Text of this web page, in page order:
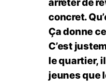
concret.
Ça donne
C’est
le quartier,
jeunes que